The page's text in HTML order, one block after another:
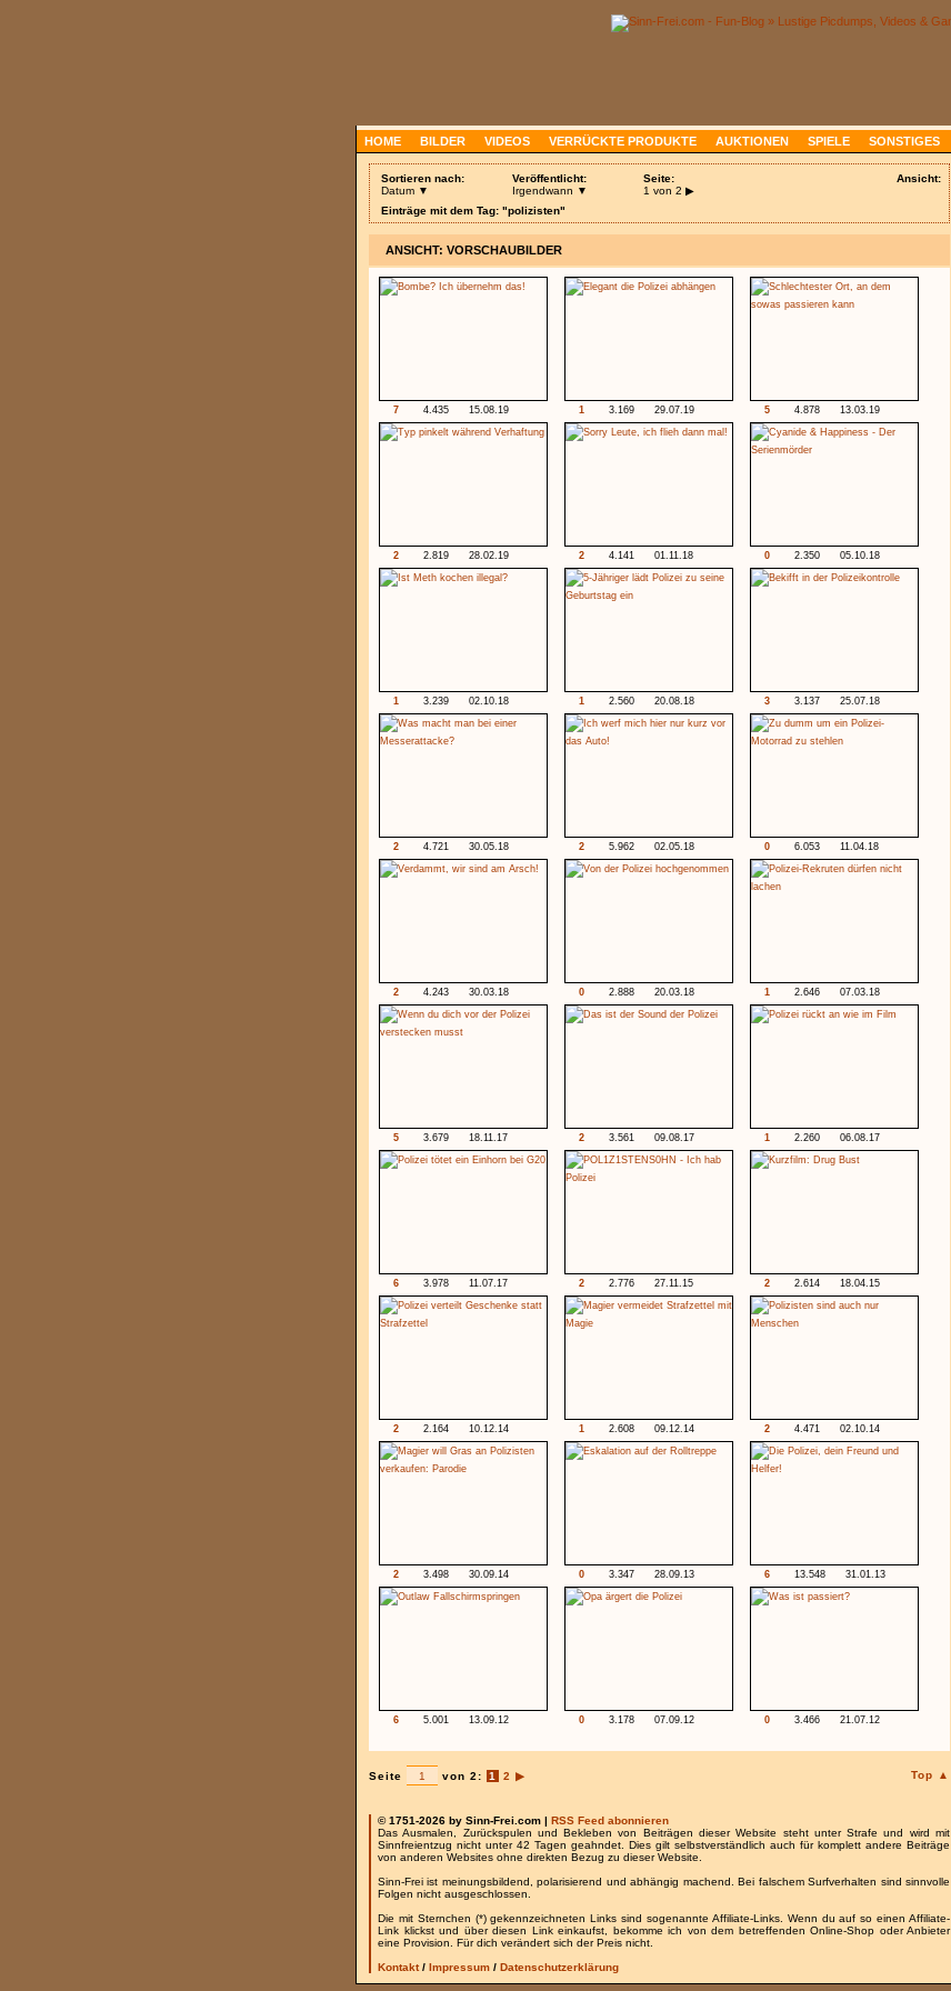
HOME BILDER VIDEOS VERRÜCKTE PRODUKTE AUKTIONEN SPIELE SONSTIGES
Ansicht:
Sortieren nach:
Datum ▼
Veröffentlicht:
Irgendwann ▼
Seite:
1 von 2 ▶
Einträge mit dem Tag: "polizisten"
ANSICHT: VORSCHAUBILDER
7 4.435 15.08.19 1 3.169 29.07.19 5 4.878 13.03.19
2 2.819 28.02.19 2 4.141 01.11.18 0 2.350 05.10.18
1 3.239 02.10.18 1 2.560 20.08.18 3 3.137 25.07.18
2 4.721 30.05.18 2 5.962 02.05.18 0 6.053 11.04.18
2 4.243 30.03.18 0 2.888 20.03.18 1 2.646 07.03.18
5 3.679 18.11.17 2 3.561 09.08.17 1 2.260 06.08.17
6 3.978 11.07.17 2 2.776 27.11.15 2 2.614 18.04.15
2 2.164 10.12.14 1 2.608 09.12.14 2 4.471 02.10.14
2 3.498 30.09.14 0 3.347 28.09.13 6 13.548 31.01.13
6 5.001 13.09.12 0 3.178 07.09.12 0 3.466 21.07.12
Top ▲
Seite von 2: 1 2 ▶
© 1751-2026 by Sinn-Frei.com | RSS Feed abonnieren
Das Ausmalen, Zurückspulen und Bekleben von Beiträgen dieser Website steht unter Strafe und wird mit
Sinnfreientzug nicht unter 42 Tagen geahndet. Dies gilt selbstverständlich auch für komplett andere Beiträge
von anderen Websites ohne direkten Bezug zu dieser Website.
Sinn-Frei ist meinungsbildend, polarisierend und abhängig machend. Bei falschem Surfverhalten sind sinnvolle
Folgen nicht ausgeschlossen.
Die mit Sternchen (*) gekennzeichneten Links sind sogenannte Affiliate-Links. Wenn du auf so einen Affiliate-
Link klickst und über diesen Link einkaufst, bekomme ich von dem betreffenden Online-Shop oder Anbieter
eine Provision. Für dich verändert sich der Preis nicht.
Kontakt/ Impressum / Datenschutzerklärung